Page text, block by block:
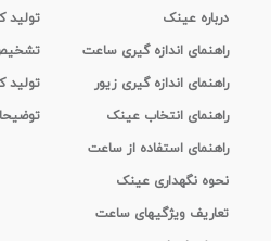
درباره عینک
راهنمای اندازه گیری ساعت
راهنمای اندازه گیری زیور
راهنمای انتخاب عینک
راهنمای استفاده از ساعت
نحوه نگهداری عینک
تعاریف ویژگیهای ساعت
تولید
تولید